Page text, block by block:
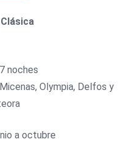
noches
Olympia, Delfos y
a octubre